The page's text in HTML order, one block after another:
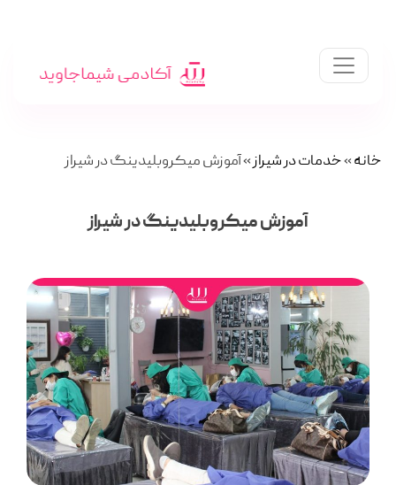
خانه»خدمات در شیراز»آموزش میکروبلیدینگ در شیراز
آموزش میکروبلیدینگ در شیراز